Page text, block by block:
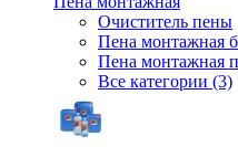
Очиститель пены
Пена монтажная
Пена монтажная
Все категории (3)